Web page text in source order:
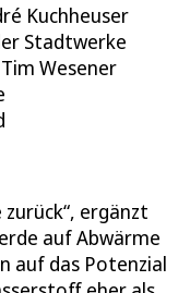
Kuchheuser
Stadtwerke
Wesener
ergänzt
auf Abwärme
auf das Potenzial